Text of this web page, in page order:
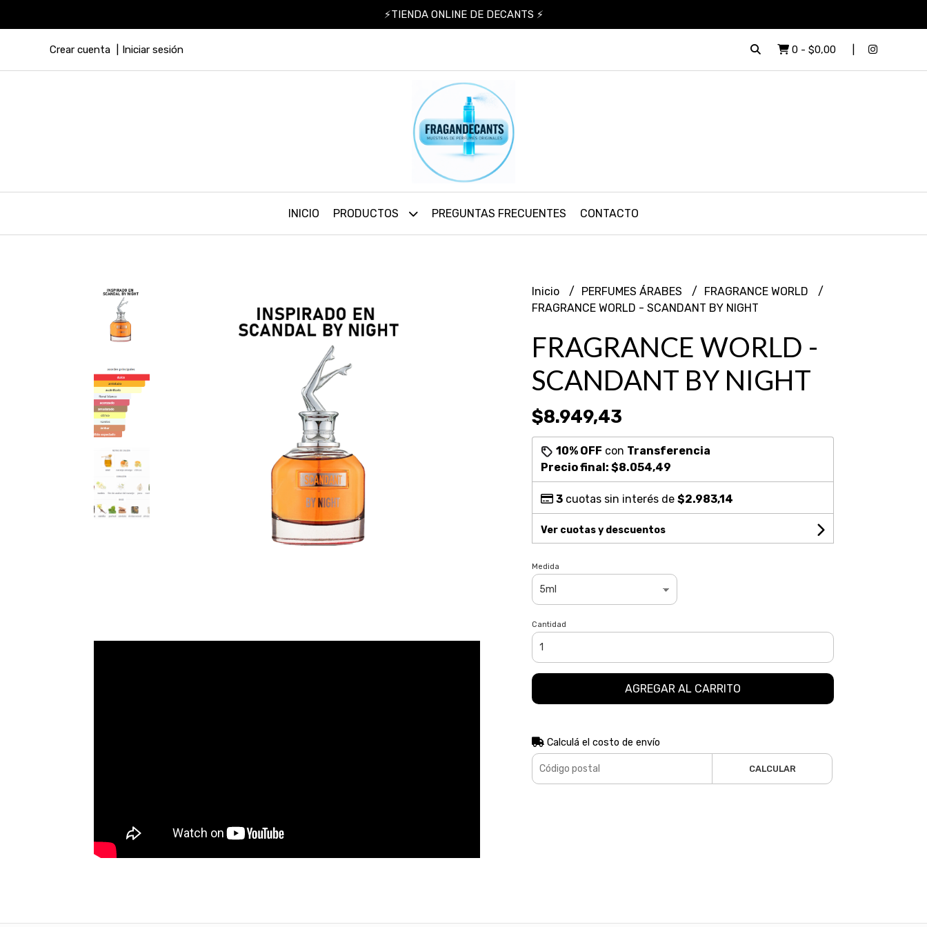
⚡TIENDA ONLINE DE DECANTS ⚡
Crear cuenta Iniciar sesión 0 - $0,00
INICIO PRODUCTOS PREGUNTAS FRECUENTES CONTACTO
Inicio PERFUMES ÁRABES
FRAGRANCE WORLD
FRAGRANCE WORLD - SCANDANT BY NIGHT
FRAGRANCE WORLD -
SCANDANT BY NIGHT
$8.949,43
10% OFF con Transferencia
Precio final: $8.054,49
3cuotas sin interés de $2.983,14
Ver cuotas y descuentos
Medida
Cantidad
AGREGAR AL CARRITO
Calculá el costo de envío
CALCULAR